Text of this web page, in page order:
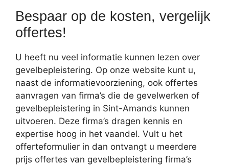
Bespaar op de kosten, vergelijk
offertes!
U heeft nu veel informatie kunnen lezen over
gevelbepleistering. Op onze website kunt u,
naast de informatievoorziening, ook offertes
aanvragen van firma’s die de gevelwerken of
gevelbepleistering in Sint-Amands kunnen
uitvoeren. Deze firma’s dragen kennis en
expertise hoog in het vaandel. Vult u het
offerteformulier in dan ontvangt u meerdere
prijs offertes van gevelbepleistering firma’s